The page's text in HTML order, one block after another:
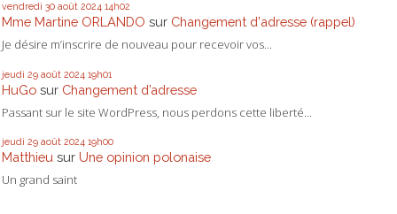
vendredi 30 août 2024 14h02
Mme Martine ORLANDO sur Changement d'adresse (rappel)
Je désire m’inscrire de nouveau pour recevoir vos...
jeudi 29 août 2024 19h01
HuGo sur Changement d’adresse
Passant sur le site WordPress, nous perdons cette liberté...
jeudi 29 août 2024 19h00
Matthieu sur Une opinion polonaise
Un grand saint